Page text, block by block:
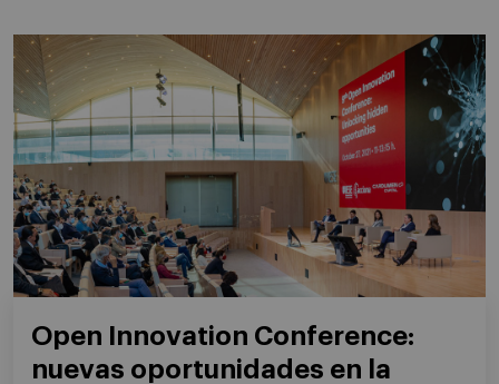
Open Innovation Conference:
nuevas oportunidades en la